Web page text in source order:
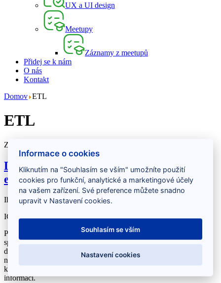
UX a UI design
Meetupy
Záznamy z meetupů
Přidej se k nám
O nás
Kontakt
Domov ETL
ETL
Zobrazeny 3 položky
Databázový specialista/engineer - IČO,
energetika
Ihned
IČO
Praha + remote 8000 Kč/MD
Pro klienta z oblasti energetiky aktuálně hledáme Databázového
specialistu, který se bude podílet na návrhu, optimalizaci a správě
datové architektury klíčových systémů. Pokud máte zkušenosti s
návrhem databázových řešení, optimalizací výkonu a prací s
komplexními datovými strukturami, rádi vám poskytneme více
informací.
Informace o cookies
Kliknutím na "Souhlasím se vším" umožníte použití
cookies pro funkční, analytické a marketingové účely
na vašem zařízení. Své preference můžete snadno
upravit v Nastavení cookies.
Souhlasím se vším
Nastavení cookies